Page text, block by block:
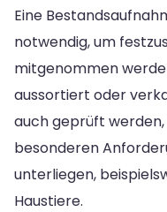
Eine
notwendig, um
mitgenommen
aussortiert oder
auch geprüft
besonderen
unterliegen,
Haustiere.